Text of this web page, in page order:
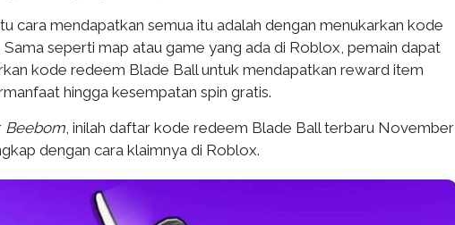
cara mendapatkan semua itu adalah dengan menukarkan kode
seperti map atau game yang ada di Roblox, pemain dapat
kode redeem Blade Ball untuk mendapatkan reward item
hingga kesempatan spin gratis.
Beebom, inilah daftar kode redeem Blade Ball terbaru November
dengan cara klaimnya di Roblox.